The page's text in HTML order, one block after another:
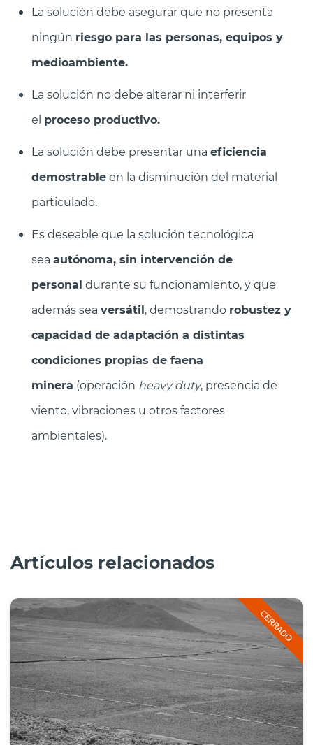
La solución debe asegurar que no presenta
ningún riesgo para las personas, equipos y
medioambiente.
La solución no debe alterar ni interferir
el proceso productivo.
La solución debe presentar una eficiencia
demostrableen la disminución del material
particulado.
Es deseable que la solución tecnológica
sea autónoma, sin intervención de
personal durante su funcionamiento, y que
además sea versátil, demostrando robustez y
capacidad de adaptación a distintas
condiciones propias de faena
minera (operación heavy duty, presencia de
viento, vibraciones u otros factores
ambientales).
Artículos relacionados